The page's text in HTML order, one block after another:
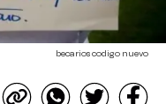
becarios codigo nuevo